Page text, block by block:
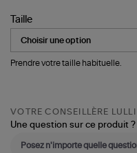
Taille
Prendre votre taille habituelle.
VOTRE CONSEILLÈRE LULLI
Une question sur ce produit ?